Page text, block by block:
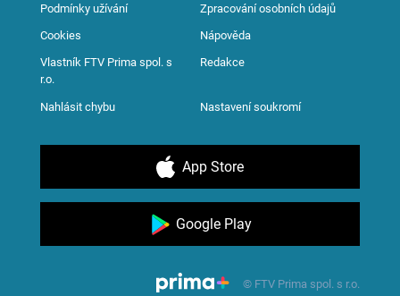
Podmínky užívání Zpracování osobních údajů
Cookies Nápověda
Vlastník FTV Prima spol. s
r.o.
Redakce
Nahlásit chybu Nastavení soukromí
App Store
Google Play
© FTV Prima spol. s r.o.